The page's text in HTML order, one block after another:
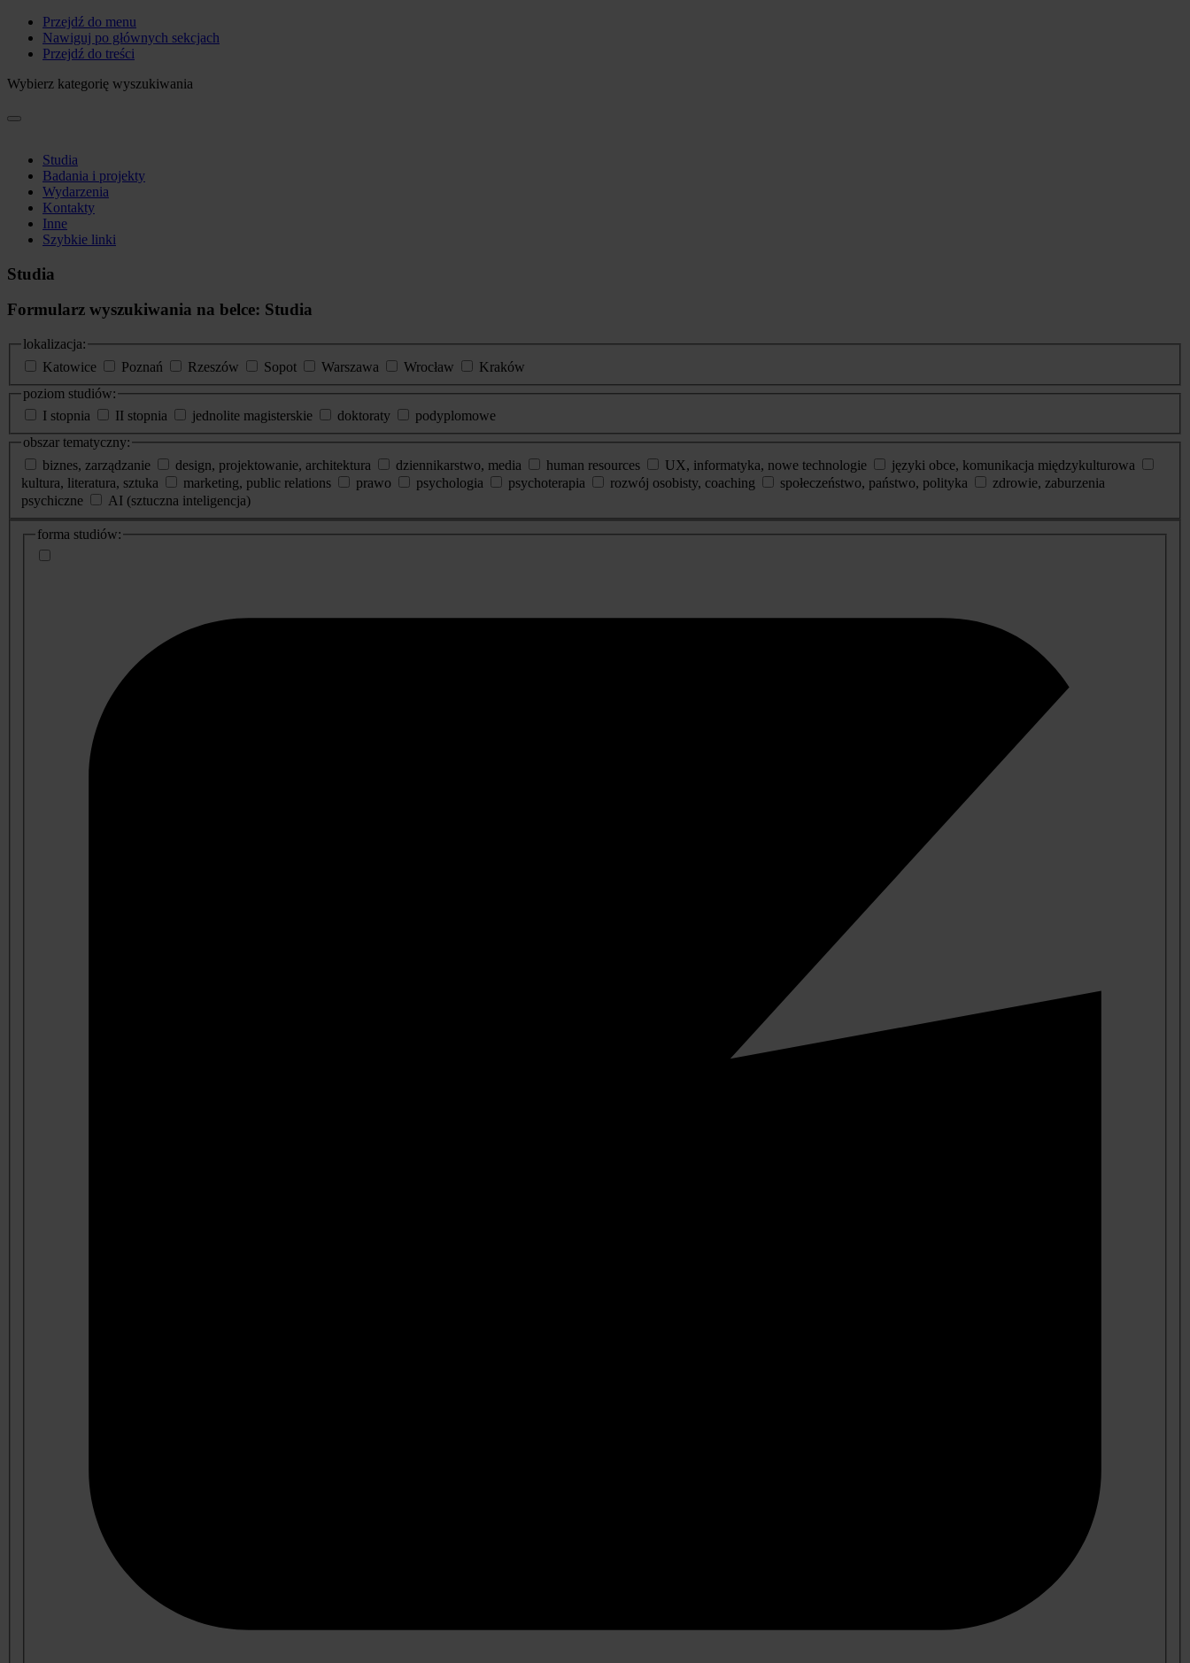
Przejdź do menu
Nawiguj po głównych sekcjach
Przejdź do treści
Wybierz kategorię wyszukiwania
Studia
Badania i projekty
Wydarzenia
Kontakty
Inne
Szybkie linki
Studia
Formularz wyszukiwania na belce: Studia
lokalizacja:
Katowice
Poznań Rzeszów Sopot Warszawa Wrocław
Kraków
poziom studiów:
I stopnia
II stopnia jednolite magisterskie doktoraty
podyplomowe
obszar tematyczny:
biznes, zarządzanie
design, projektowanie, architektura dziennikarstwo, media human resources UX, informatyka, nowe technologie
języki obce, komunikacja międzykulturowa
kultura, literatura, sztuka
marketing, public relations prawo psychologia psychoterapia rozwój osobisty, coaching społeczeństwo, państwo, polityka
zdrowie, zaburzenia
psychiczne
AI (sztuczna inteligencja)
dodatkowe
informacje
forma studiów: